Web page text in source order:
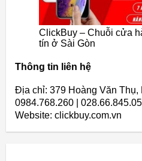
ClickBuy – Chuỗi cửa
tín ở Sài Gòn
Thông tin liên hệ
Địa chỉ: 379 Hoàng Văn Thụ,
0984.768.260 |
Website: clickbuy.com.vn